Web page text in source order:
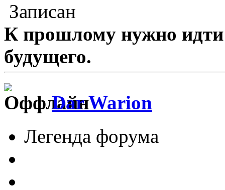
Записан
К прошлому нужно идти
будущего.
Dar Warion
Легенда форума